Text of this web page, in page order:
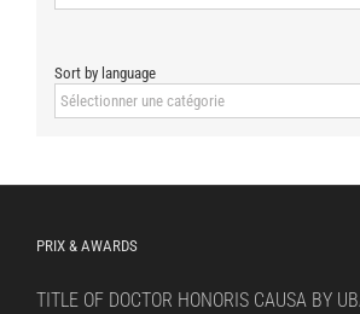
for:
Sort by language
Sort
by
PRIX & AWARDS
TITLE OF DOCTOR HONORIS CAUSA BY